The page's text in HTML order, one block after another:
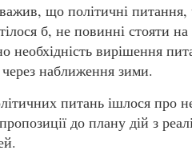
що політичні питання,
б, не повинні стояти
необхідність вирішення
наближення зими.
питань ішлося
до плану дій з